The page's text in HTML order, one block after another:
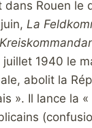
Rouen le
La
1940 le
abolit la
». Il lance la